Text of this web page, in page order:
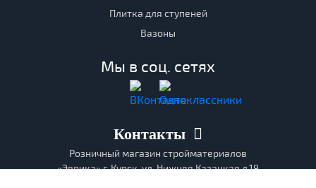
Плитка для ступеней
Вазоны
Мы в соц. сетях
Контакты
Розничный магазин стройматериалов
«Эврика» г. Курск, ул. Нижняя Казацкая д.19